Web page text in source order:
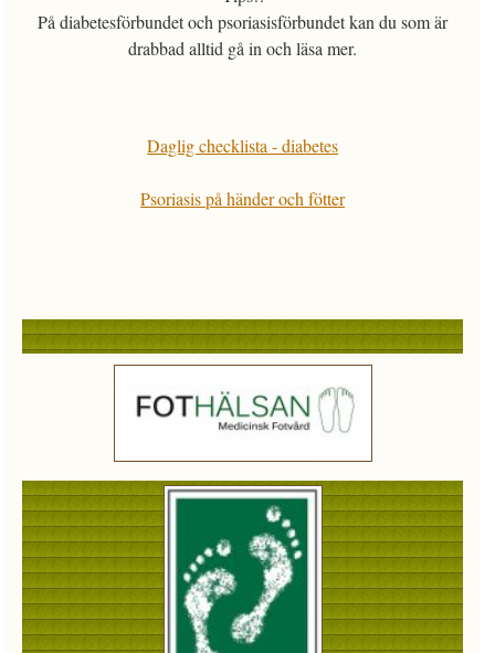
På diabetesförbundet och psoriasisförbundet kan du som är
drabbad alltid gå in och läsa mer.
Daglig checklista - diabetes
Psoriasis på händer och fötter